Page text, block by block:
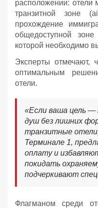
расположении: отели
транзитной зоне
прохождение
общедоступной
которой необходимо
Эксперты отмечают,
оптимальным
отели.
«Если ваша цель —
душ без лишних
транзитные
Терминале 1,
оплату и
покидать
подчеркивают
Флагманом среди